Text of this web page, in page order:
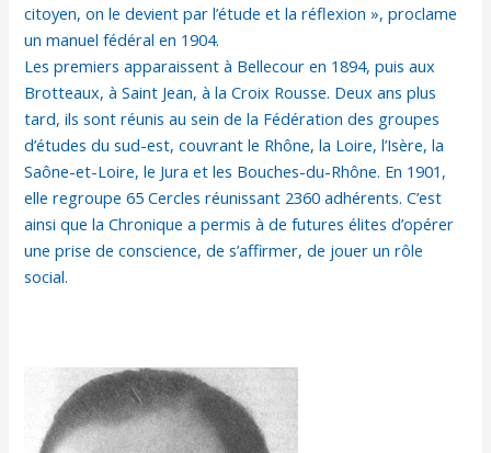
citoyen, on le devient par l’étude et la réflexion », proclame
un manuel fédéral en 1904.
Les premiers apparaissent à Bellecour en 1894, puis aux
Brotteaux, à Saint Jean, à la Croix Rousse. Deux ans plus
tard, ils sont réunis au sein de la Fédération des groupes
d’études du sud-est, couvrant le Rhône, la Loire, l’Isère, la
Saône-et-Loire, le Jura et les Bouches-du-Rhône. En 1901,
elle regroupe 65 Cercles réunissant 2360 adhérents. C’est
ainsi que la Chronique a permis à de futures élites d’opérer
une prise de conscience, de s’affirmer, de jouer un rôle
social.